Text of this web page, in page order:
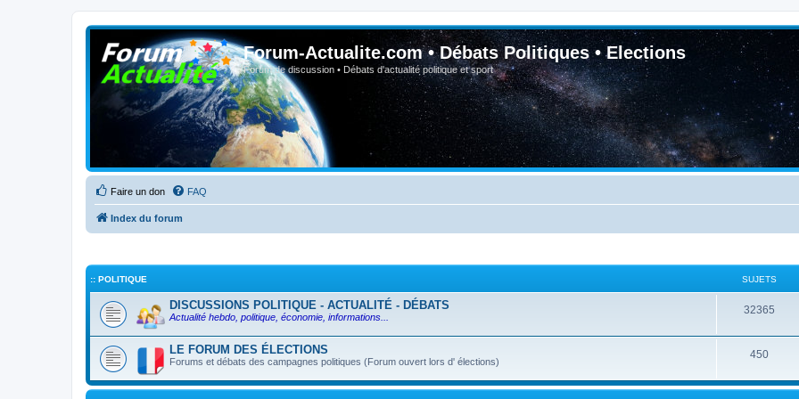
Forum-Actualite.com • Débats Politiques • Elections
Forum de discussion • Débats d'actualité politique et sport
Faire un don FAQ
Index du forum
:: POLITIQUE SUJETS
DISCUSSIONS POLITIQUE - ACTUALITÉ - DÉBATS
Actualité hebdo, politique, économie, informations...
32365
LE FORUM DES ÉLECTIONS
Forums et débats des campagnes politiques (Forum ouvert lors d' élections)
450